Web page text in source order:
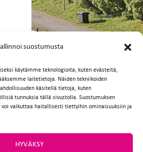
suostumusta
käytämme teknologioita, kuten evästeitä,
laitetietoja. Näiden tekniikoiden
käsitellä tietoja, kuten
tunnuksia tällä sivustolla. Suostumuksen
vaikuttaa haitallisesti tiettyihin ominaisuuksiin ja
HYVÄKSY